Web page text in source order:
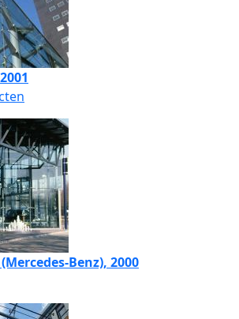
Benz), 2000